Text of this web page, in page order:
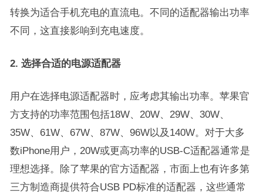
转换为适合手机充电的直流电。不同的适配器输出功率
不同，这直接影响到充电速度。
2. 选择合适的电源适配器
用户在选择电源适配器时，应考虑其输出功率。苹果官
方支持的功率范围包括18W、20W、29W、30W、
35W、61W、67W、87W、96W以及140W。对于大多
数iPhone用户，20W或更高功率的USB-C适配器通常是
理想选择。除了苹果的官方适配器，市面上也有许多第
三方制造商提供符合USB PD标准的适配器，这些通常